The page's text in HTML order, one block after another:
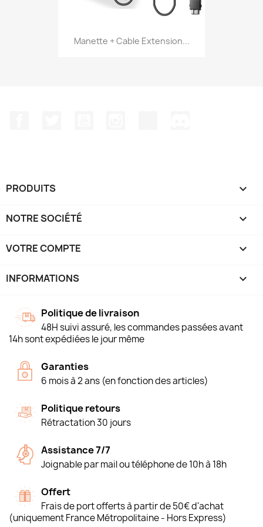
Manette + Cable Extension...
PRODUITS 
NOTRE SOCIÉTÉ 
VOTRE COMPTE 
INFORMATIONS keyboard_arrow_down
Politique de livraison
48H suivi assuré, les commandes passées avant
14h sont expédiées le jour même
Garanties
6 mois à 2 ans (en fonction des articles)
Politique retours
Rétractation 30 jours
Assistance 7/7
Joignable par mail ou téléphone de 10h à 18h
Offert
Frais de port offerts à partir de 50€ d'achat
(uniquement France Métropolitaine - Hors Express)